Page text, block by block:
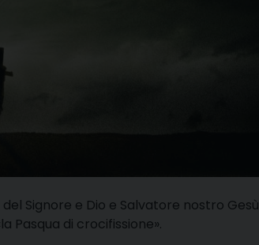
Signore e Dio e Salvatore nostro Gesù
Pasqua di crocifissione».